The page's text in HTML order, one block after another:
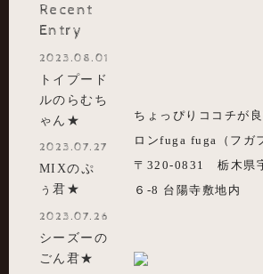
ちょっぴりココチが
ロンfuga fuga（フガ
〒320-0831 栃木県
６-8 台陽寺敷地内
Recent
Entry
2023.08.01
トイプード
ルのらむち
ゃん★
2023.07.27
MIXのぷ
ぅ君★
2023.07.26
シーズーの
ごん君★